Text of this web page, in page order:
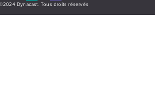
Dynacast. Tous droits réservés